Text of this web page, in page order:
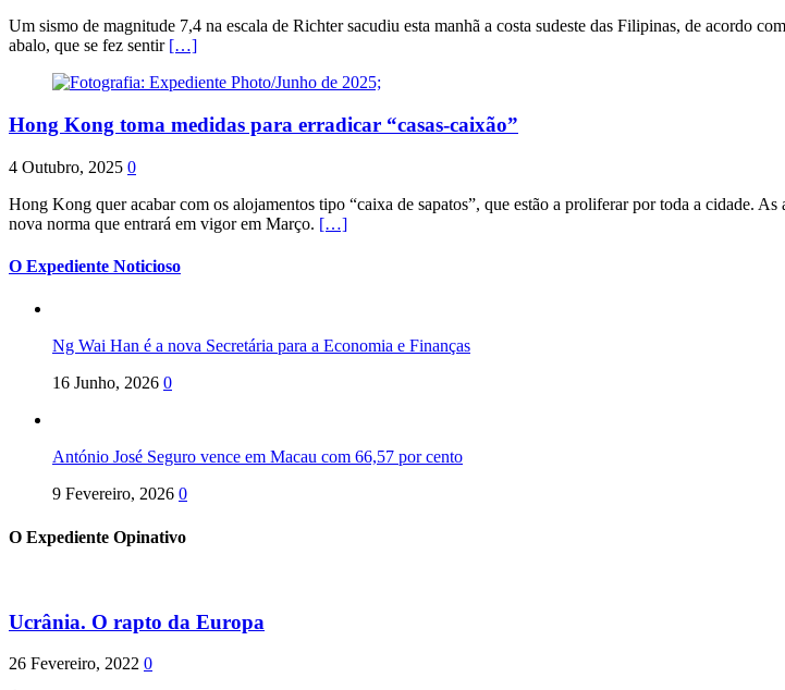
Um sismo de magnitude 7,4 na escala de Richter sacudiu esta manhã a costa sudeste das Filipinas, de acordo
abalo, que se fez sentir […]
Hong Kong toma medidas para erradicar “casas-caixão”
4 Outubro, 2025 0
Hong Kong quer acabar com os alojamentos tipo “caixa de sapatos”, que estão a proliferar por toda a cidade.
nova norma que entrará em vigor em Março. […]
O Expediente Noticioso
Ng Wai Han é a nova Secretária para a Economia e Finanças
16 Junho, 2026 0
António José Seguro vence em Macau com 66,57 por cento
9 Fevereiro, 2026 0
O Expediente Opinativo
Ucrânia. O rapto da Europa
26 Fevereiro, 2022 0